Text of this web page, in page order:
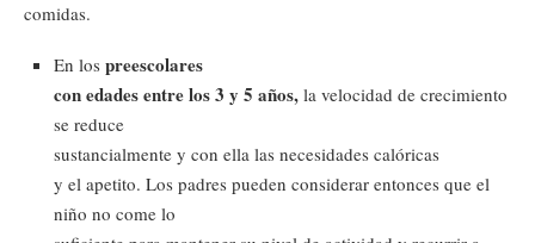
comidas.
En los preescolares
con edades entre los 3 y 5 años, la velocidad de crecimiento
se reduce
sustancialmente y con ella las necesidades calóricas
y el apetito. Los padres pueden considerar entonces que el
niño no come lo